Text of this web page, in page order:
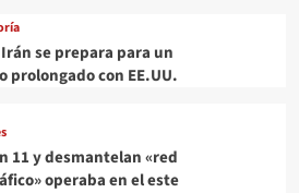
se prepara para un
prolongado con EE.UU.
11 y desmantelan «red
operaba en el este